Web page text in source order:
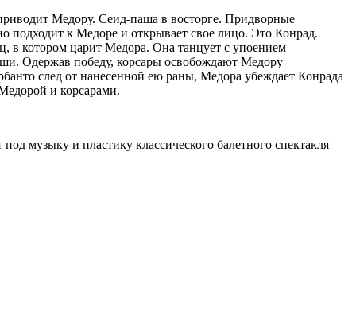
Медору. Сеид-паша в восторге. Придворные
подходит к Медоре и открывает свое лицо. Это Конрад.
в котором царит Медора. Она танцует с упоением
Одержав победу, корсары освобождают Медору
след от нанесенной ею раны, Медора убеждает Конрада
и корсарами.
музыку и пластику классического балетного спектакля